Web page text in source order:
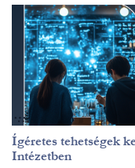
Ígéretes tehetségek
Intézetben